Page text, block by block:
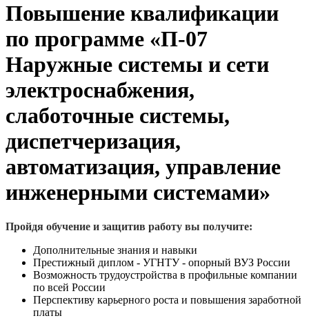
Повышение квалификации
по программе «П-07
Наружные системы и сети
электроснабжения,
слаботочные системы,
диспетчеризация,
автоматизация, управление
инженерными системами»
Пройдя обучение и защитив работу вы получите:
Дополнительные знания и навыки
Престижный диплом - УГНТУ - опорный ВУЗ России
Возможность трудоустройства в профильные компании
по всей России
Перспективу карьерного роста и повышения заработной
платы